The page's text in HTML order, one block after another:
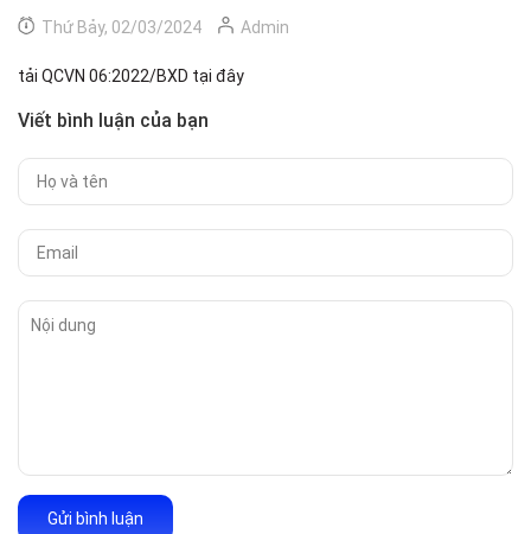
Thứ Bảy, 02/03/2024 Admin
tải QCVN 06:2022/BXD tại đây
Viết bình luận của bạn
Gửi bình luận